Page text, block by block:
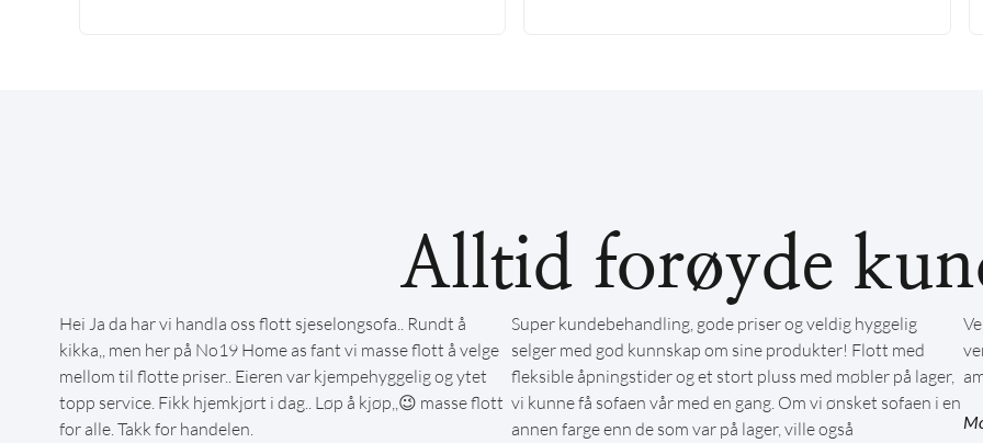
Alltid forøyde
Hei Ja da har vi handla oss flott sjeselongsofa.. Rundt å
kikka,, men her på No19 Home as fant vi masse flott å velge
mellom til flotte priser.. Eieren var kjempehyggelig og ytet
topp service. Fikk hjemkjørt i dag.. Løp å kjøp,,😉 masse flott
for alle. Takk for handelen.
Super kundebehandling, gode priser og veldig hyggelig
selger med god kunnskap om sine produkter! Flott med
fleksible åpningstider og et stort pluss med møbler på lager,
vi kunne få sofaen vår med en gang. Om vi ønsket sofaen i en
annen farge enn de som var på lager, ville også